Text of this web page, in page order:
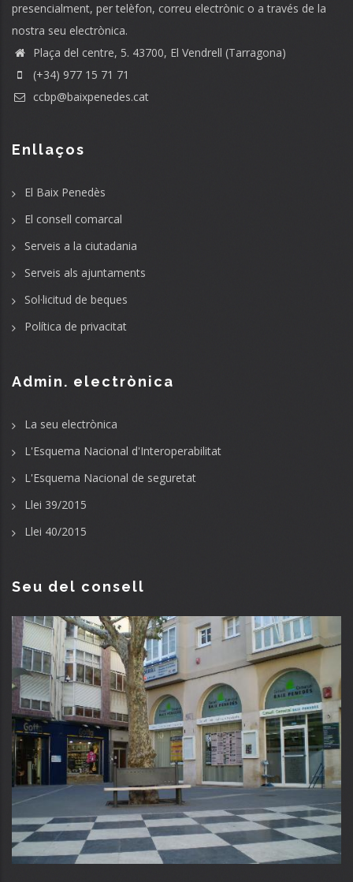
presencialment, per telèfon, correu electrònic o a través de la
nostra seu electrònica.
Plaça del centre, 5. 43700, El Vendrell (Tarragona)
(+34) 977 15 71 71
ccbp@baixpenedes.cat
Enllaços
El Baix Penedès
El consell comarcal
Serveis a la ciutadania
Serveis als ajuntaments
Sol·licitud de beques
Política de privacitat
Admin. electrònica
La seu electrònica
L'Esquema Nacional d'Interoperabilitat
L'Esquema Nacional de seguretat
Llei 39/2015
Llei 40/2015
Seu del consell